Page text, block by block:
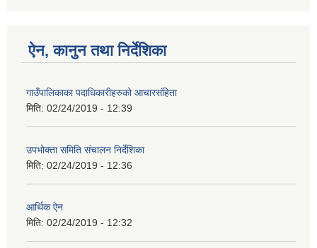
ऐन, कानुन तथा निर्देशिका
गाउँपालिकाका पदाधिकारीहरुको आचारसंहिता
मिति: 02/24/2019 - 12:39
उपभोक्ता समिति संचालन निर्देशिका
मिति: 02/24/2019 - 12:36
आर्थिक ऐन
मिति: 02/24/2019 - 12:32